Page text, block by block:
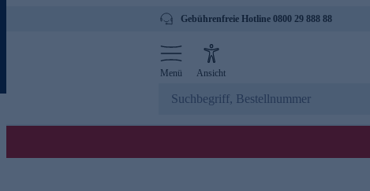
Gebührenfreie Hotline 0800 29 888 88
Menü Ansicht